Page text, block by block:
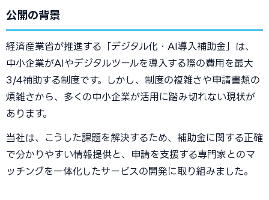
公開の背景
経済産業省が推進する「デジタル化・AI導入補助金」は、
中小企業がAIやデジタルツールを導入する際の費用を最大
3/4補助する制度です。しかし、制度の複雑さや申請書類の
煩雑さから、多くの中小企業が活用に踏み切れない現状が
あります。
当社は、こうした課題を解決するため、補助金に関する正確
で分かりやすい情報提供と、申請を支援する専門家とのマ
ッチングを一体化したサービスの開発に取り組みました。